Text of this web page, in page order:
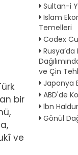
bir
ve
Sultan-i
İslam
Temelleri
Codex
ve Çin
Japonya
ABD'de
İbn
Gönül